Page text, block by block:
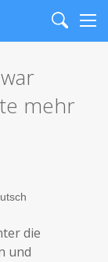
Search
mehr
die
und